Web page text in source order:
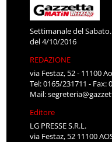
Settimanale del
del 4/10/2016
REDAZIONE
via Festaz, 52 - 11100
Tel: 0165/231711 - Fax:
Mail:
Editore
LG PRESSE S.R.L.
via Festaz, 52 11100